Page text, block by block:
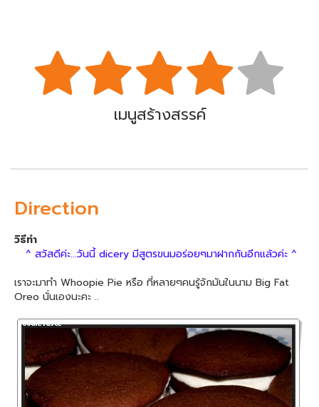
เมนูสร้างสรรค์
Direction
วิธีทำ
^ สวัสดีค่ะ...วันนี้ dicery มีสูตรขนมอร่อยๆมาฝากกันอีกแล้วค่ะ ^
เราจะมาทำ Whoopie Pie หรือ ที่หลายๆคนรู้จักมันในนาม Big Fat
Oreo นั่นเองนะคะ ..